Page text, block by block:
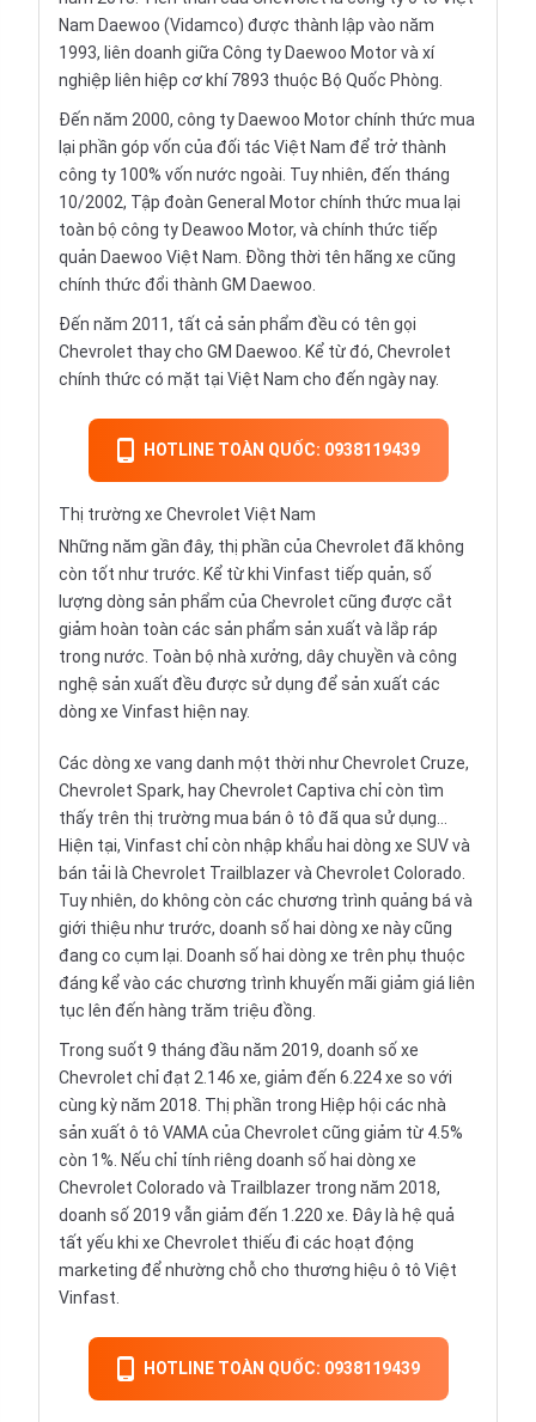
Nam Daewoo (Vidamco) được thành lập vào năm
1993, liên doanh giữa Công ty Daewoo Motor và xí
nghiệp liên hiệp cơ khí 7893 thuộc Bộ Quốc Phòng.
Đến năm 2000, công ty Daewoo Motor chính thức mua
lại phần góp vốn của đối tác Việt Nam để trở thành
công ty 100% vốn nước ngoài. Tuy nhiên, đến tháng
10/2002, Tập đoàn General Motor chính thức mua lại
toàn bộ công ty Deawoo Motor, và chính thức tiếp
quản Daewoo Việt Nam. Đồng thời tên hãng xe cũng
chính thức đổi thành GM Daewoo.
Đến năm 2011, tất cả sản phẩm đều có tên gọi
Chevrolet thay cho GM Daewoo. Kể từ đó, Chevrolet
chính thức có mặt tại Việt Nam cho đến ngày nay.
HOTLINE TOÀN QUỐC: 0938119439
Thị trường xe Chevrolet Việt Nam
Những năm gần đây, thị phần của Chevrolet đã không
còn tốt như trước. Kể từ khi Vinfast tiếp quản, số
lượng dòng sản phẩm của Chevrolet cũng được cắt
giảm hoàn toàn các sản phẩm sản xuất và lắp ráp
trong nước. Toàn bộ nhà xưởng, dây chuyền và công
nghệ sản xuất đều được sử dụng để sản xuất các
dòng xe Vinfast hiện nay.
Các dòng xe vang danh một thời nhưChevrolet Cruze,
Chevrolet Spark, hayChevrolet Captivachỉ còn tìm
thấy trên thị trường mua bán ô tô đã qua sử dụng…
Hiện tại, Vinfast chỉ còn nhập khẩu hai dòng xe SUV và
bán tải làChevrolet TrailblazervàChevrolet Colorado.
Tuy nhiên, do không còn các chương trình quảng bá và
giới thiệu như trước, doanh số hai dòng xe này cũng
đang co cụm lại. Doanh số hai dòng xe trên phụ thuộc
đáng kể vào các chương trình khuyến mãi giảm giá liên
tục lên đến hàng trăm triệu đồng.
Trong suốt 9 tháng đầu năm 2019, doanh số xe
Chevrolet chỉ đạt 2.146 xe, giảm đến 6.224 xe so với
cùng kỳ năm 2018. Thị phần trong Hiệp hội các nhà
sản xuất ô tô VAMAcủa Chevrolet cũng giảm từ 4.5%
còn 1%. Nếu chỉ tính riêng doanh số hai dòng xe
Chevrolet Colorado và Trailblazer trong năm 2018,
doanh số 2019 vẫn giảm đến 1.220 xe. Đây là hệ quả
tất yếu khi xe Chevrolet thiếu đi các hoạt động
marketing để nhường chỗ cho thương hiệu ô tô Việt
Vinfast.
HOTLINE TOÀN QUỐC: 0938119439